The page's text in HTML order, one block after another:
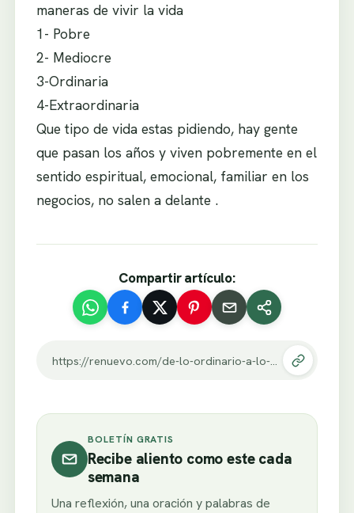
maneras de vivir la vida
1- Pobre
2- Mediocre
3-Ordinaria
4-Extraordinaria
Que tipo de vida estas pidiendo, hay gente
que pasan los años y viven pobremente en el
sentido espiritual, emocional, familiar en los
negocios, no salen a delante .
Compartir artículo:
https://renuevo.com/de-lo-ordinario-a-lo-extraordinario.html
BOLETÍN GRATIS
Recibe aliento como este cada
semana
Una reflexión, una oración y palabras de